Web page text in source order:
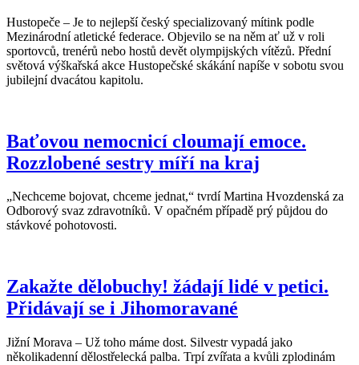
Hustopeče – Je to nejlepší český specializovaný mítink podle
Mezinárodní atletické federace. Objevilo se na něm ať už v roli
sportovců, trenérů nebo hostů devět olympijských vítězů. Přední
světová výškařská akce Hustopečské skákání napíše v sobotu svou
jubilejní dvacátou kapitolu.
Baťovou nemocnicí cloumají emoce.
Rozzlobené sestry míří na kraj
„Nechceme bojovat, chceme jednat,“ tvrdí Martina Hvozdenská za
Odborový svaz zdravotníků. V opačném případě prý půjdou do
stávkové pohotovosti.
Zakažte dělobuchy! žádají lidé v petici.
Přidávají se i Jihomoravané
Jižní Morava – Už toho máme dost. Silvestr vypadá jako
několikadenní dělostřelecká palba. Trpí zvířata a kvůli zplodinám